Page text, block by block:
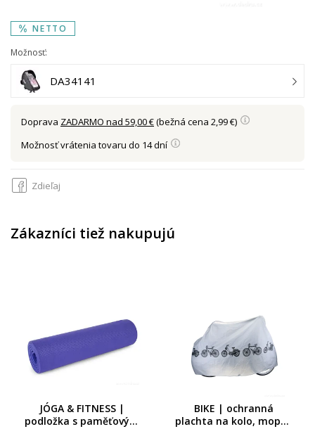
NETTO
Možnosť:
DA34141
Doprava ZADARMO nad 59,00 €(bežná cena 2,99 €)
Možnosť vrátenia tovaru do 14 dní
Zdieľaj
Zákazníci tiež nakupujú
JÓGA & FITNESS |
podložka s paměťovým
BIKE | ochranná
plachta na kolo, moped